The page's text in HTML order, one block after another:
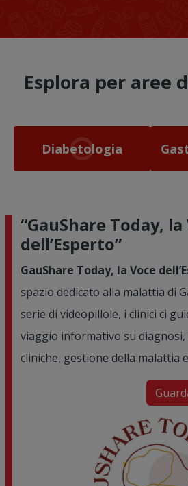
Esplora per aree
Diabetologia
“GauShare Today, la
dell’Esperto”
GauShare Today, la Voce
spazio dedicato alla malattia di
serie di videopillole, i clinici ci
viaggio informativo su
cliniche, gestione della malattia